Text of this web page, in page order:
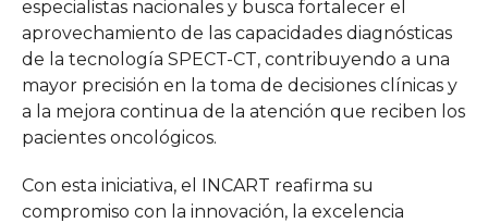
especialistas nacionales y busca fortalecer el
aprovechamiento de las capacidades diagnósticas
de la tecnología SPECT-CT, contribuyendo a una
mayor precisión en la toma de decisiones clínicas y
a la mejora continua de la atención que reciben los
pacientes oncológicos.
Con esta iniciativa, el INCART reafirma su
compromiso con la innovación, la excelencia